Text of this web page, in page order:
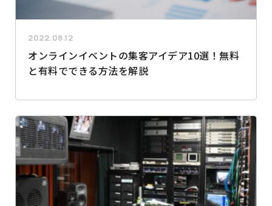
2022.08.12
オンラインイベントの集客アイデア10選！無料
と有料でできる方法を解説